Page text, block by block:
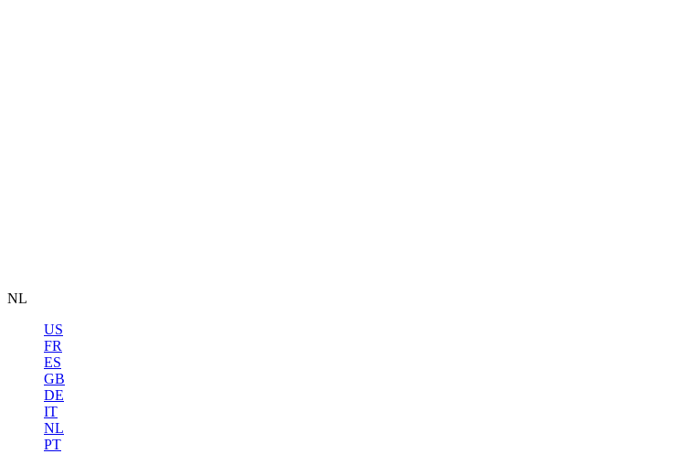
NL
US
FR
ES
GB
DE
IT
NL
PT